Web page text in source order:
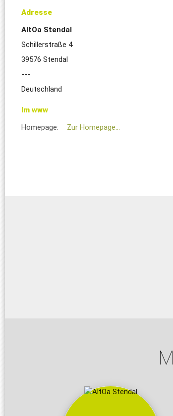
Adresse
AltOa Stendal
Schillerstraße 4
39576 Stendal
---
Deutschland
Im www
Homepage:
Zur Homepage...